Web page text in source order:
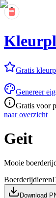
Gratis
Genereer
Gratis voor
naar overzicht
Geit
Mooie
Boerderijdieren
Download